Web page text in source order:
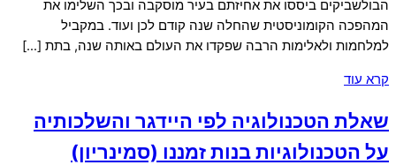
הבולשביקים ביססו את אחיזתם בעיר מוסקבה ובכך השלימו את
המהפכה הקומוניסטית שהחלה שנה קודם לכן ועוד. במקביל
למלחמות ולאלימות הרבה שפקדו את העולם באותה שנה, בתת […]
קרא עוד
שאלת הטכנולוגיה לפי היידגר והשלכותיה
על הטכנולוגיות בנות זמננו (סמינריון)